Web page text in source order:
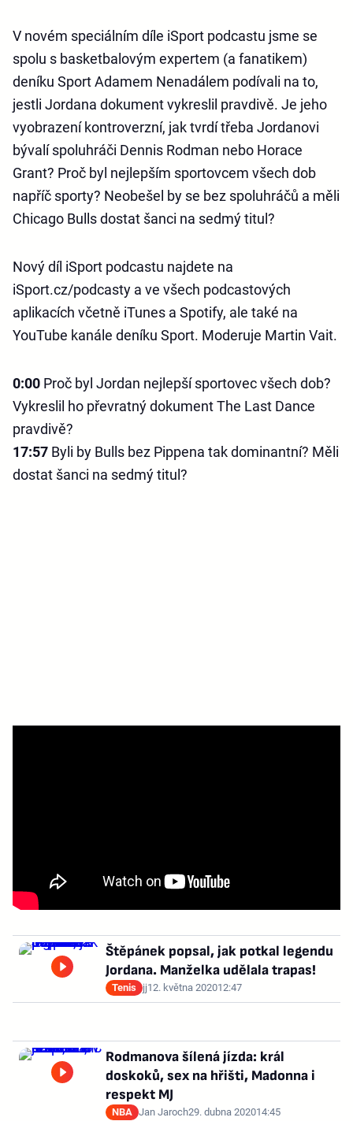
V novém speciálním díle iSport podcastu jsme se
spolu s basketbalovým expertem (a fanatikem)
deníku Sport Adamem Nenadálem podívali na to,
jestli Jordana dokument vykreslil pravdivě. Je jeho
vyobrazení kontroverzní, jak tvrdí třeba Jordanovi
bývalí spoluhráči Dennis Rodman nebo Horace
Grant? Proč byl nejlepším sportovcem všech dob
napříč sporty? Neobešel by se bez spoluhráčů a měli
Chicago Bulls dostat šanci na sedmý titul?
Nový díl iSport podcastu najdete na
iSport.cz/podcasty a ve všech podcastových
aplikacích včetně iTunes a Spotify, ale také na
YouTube kanále deníku Sport. Moderuje Martin Vait.
0:00 Proč byl Jordan nejlepší sportovec všech dob?
Vykreslil ho převratný dokument The Last Dance
pravdivě?
17:57 Byli by Bulls bez Pippena tak dominantní? Měli
dostat šanci na sedmý titul?
Štěpánek popsal, jak potkal legendu
Jordana. Manželka udělala trapas!
Tenis jj12. května 202012:47
Rodmanova šílená jízda: král
doskoků, sex na hřišti, Madonna i
respekt MJ
NBA Jan Jaroch29. dubna 202014:45